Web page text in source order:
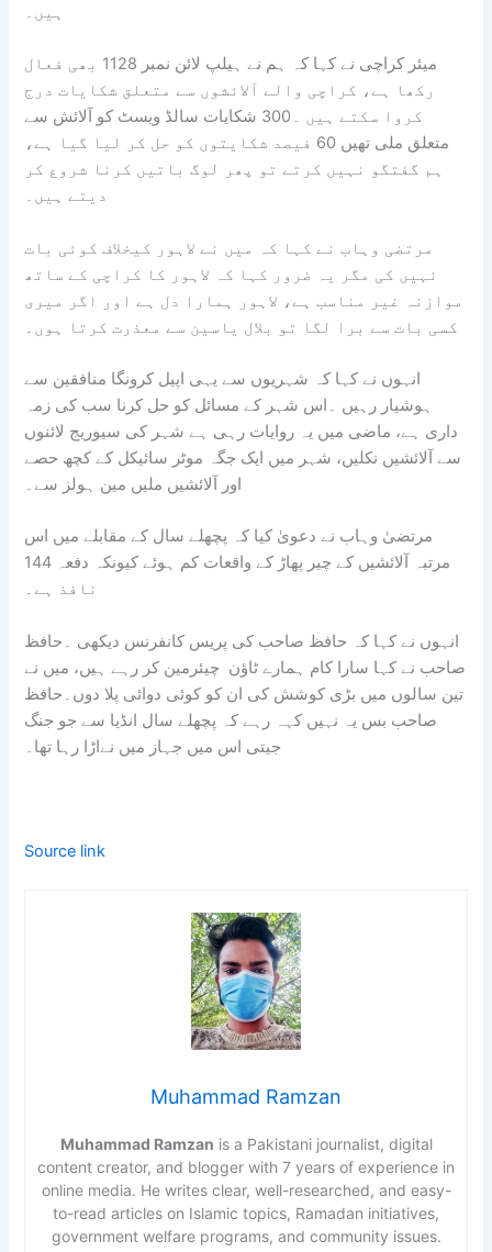
ہیں۔
میئر کراچی نے کہا کہ ہم نے ہیلپ لائن نمبر 1128 بھی فعال
رکھا ہے، کراچی والے آلائشوں سے متعلق شکایات درج
کروا سکتے ہیں ۔300 شکایات سالڈ ویسٹ کو آلائش سے
متعلق ملی تھیں 60 فیصد شکایتوں کو حل کر لیا گیا ہے،
ہم گفتگو نہیں کرتے تو پھر لوگ باتیں کرنا شروع کر
دیتے ہیں۔
مرتضی وہاب نے کہا کہ میں نے لاہور کیخلاف کوئی بات
نہیں کی مگر یہ ضرور کہا کہ لاہور کا کراچی کے ساتھ
موازنہ غیر مناسب ہے، لاہور ہمارا دل ہے اور اگر میری
کسی بات سے برا لگا تو بلال یاسین سے معذرت کرتا ہوں۔
انہوں نے کہا کہ شہریوں سے یہی اپیل کرونگا منافقین سے
ہوشیار رہیں ۔اس شہر کے مسائل کو حل کرنا سب کی زمہ
داری ہے، ماضی میں یہ روایات رہی ہے شہر کی سیوریج لائنوں
سے آلائشیں نکلیں، شہر میں ایک جگہ موٹر سائیکل کے کچھ حصے
اور آلائشیں ملیں مین ہولز سے۔
مرتضیٰ وہاب نے دعویٰ کیا کہ پچھلے سال کے مقابلے میں اس
مرتبہ آلائشیں کے چیر پھاڑ کے واقعات کم ہوئے کیونکہ دفعہ 144
نافذ ہے۔
انہوں نے کہا کہ حافظ صاحب کی پریس کانفرنس دیکھی ۔حافظ
صاحب نے کہا سارا کام ہمارے ٹاؤن چیئرمین کر رہے ہیں، میں نے
تین سالوں میں بڑی کوشش کی ان کو کوئی دوائی پلا دوں۔حافظ
صاحب بس یہ نہیں کہہ رہے کہ پچھلے سال انڈیا سے جو جنگ
جیتی اس میں جہاز میں نےاڑا رہا تھا۔
Source link
Muhammad Ramzan
Muhammad Ramzan is a Pakistani journalist, digital
content creator, and blogger with 7 years of experience in
online media. He writes clear, well-researched, and easy-
to-read articles on Islamic topics, Ramadan initiatives,
government welfare programs, and community issues.